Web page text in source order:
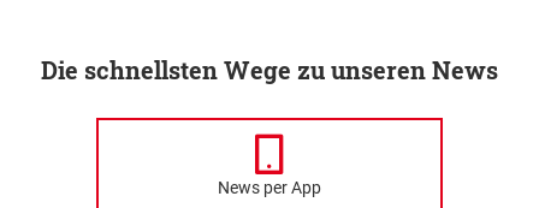
Die schnellsten Wege zu unseren News
News per App